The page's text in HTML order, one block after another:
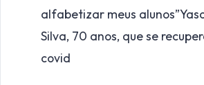
alfabetizar meus alunos”
Silva, 70 anos, que se
covid